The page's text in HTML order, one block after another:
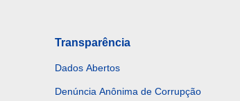
Transparência
Dados Abertos
Denúncia Anônima de Corrupção